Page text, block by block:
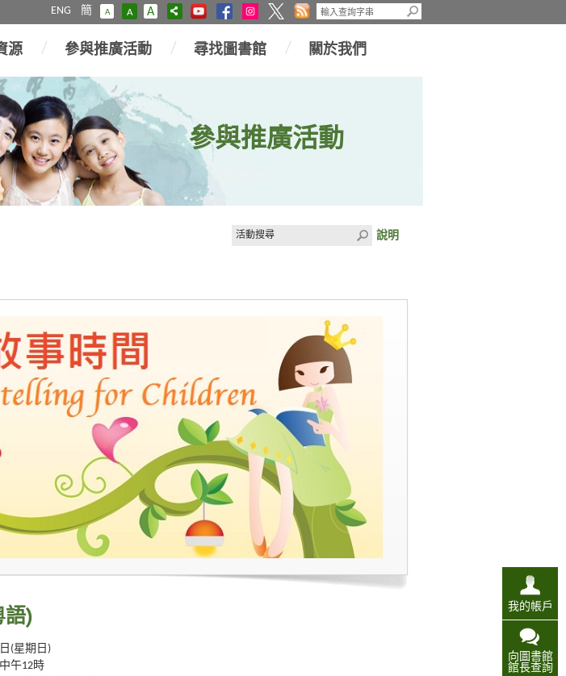
ENG 簡 A A A
我的帳戶
向圖書館
館長查詢
源 參與推廣活動 尋找圖書館 關於我們
參與推廣活動
說明
語)
(星期日)
午12時